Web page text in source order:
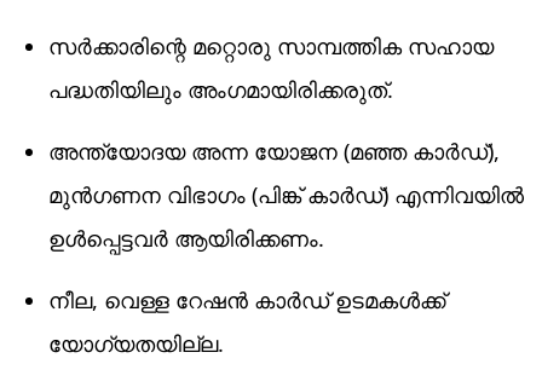
സര്‍ക്കാരിന്റെ മറ്റൊരു സാമ്പത്തിക സഹായ
പദ്ധതിയിലും അംഗമായിരിക്കരുത്.
അന്ത്യോദയ അന്ന യോജന (മഞ്ഞ കാര്‍ഡ്),
മുന്‍ഗണന വിഭാഗം (പിങ്ക് കാര്‍ഡ്) എന്നിവയില്‍
ഉള്‍പ്പെട്ടവര്‍ ആയിരിക്കണം.
നീല, വെള്ള റേഷന്‍ കാര്‍ഡ് ഉടമകള്‍ക്ക്
യോഗ്യതയില്ല.